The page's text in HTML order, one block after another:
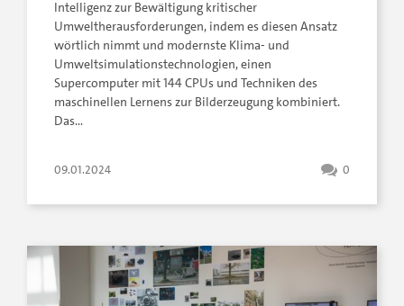
Intelligenz zur Bewältigung kritischer
Umweltherausforderungen, indem es diesen Ansatz
wörtlich nimmt und modernste Klima- und
Umweltsimulationstechnologien, einen
Supercomputer mit 144 CPUs und Techniken des
maschinellen Lernens zur Bilderzeugung kombiniert.
Das…
09.01.2024 0